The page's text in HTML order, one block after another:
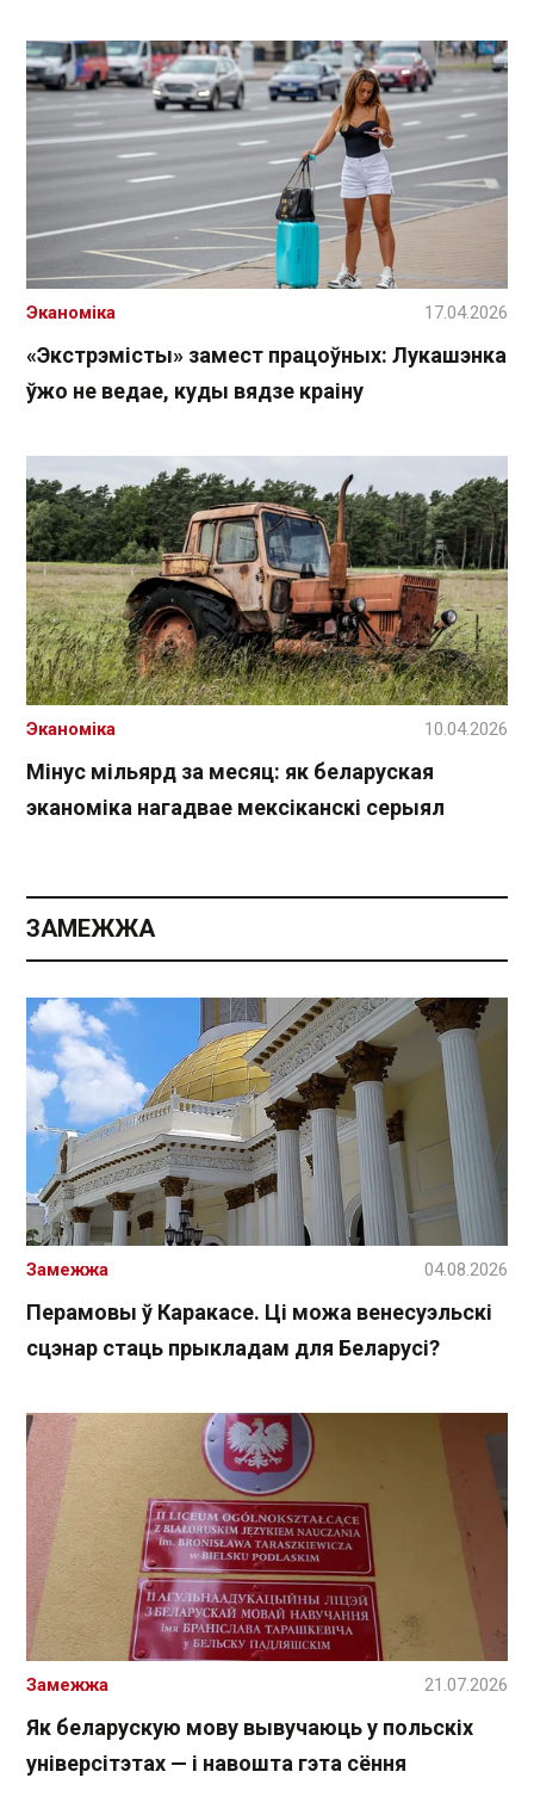
«Экстрэмісты» замест працоўных: Лукашэнка
ўжо не ведае, куды вядзе краіну
Эканоміка 17.04.2026
Мінус мільярд за месяц: як беларуская
эканоміка нагадвае мексіканскі серыял
Эканоміка 10.04.2026
ЗАМЕЖЖА
Перамовы ў Каракасе. Ці можа венесуэльскі
сцэнар стаць прыкладам для Беларусі?
Замежжа 04.08.2026
Як беларускую мову вывучаюць у польскіх
універсітэтах — і навошта гэта сёння
Замежжа 21.07.2026